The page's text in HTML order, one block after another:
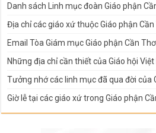
Danh sách Linh mục đoàn Giáo phận
Địa chỉ các giáo xứ thuộc Giáo phận
Email Tòa Giám mục Giáo phận Cần Thơ
Những địa chỉ cần thiết của Giáo hội Việt
Tưởng nhớ các linh mục đã qua đời của
Giờ lễ tại các giáo xứ trong Giáo phận